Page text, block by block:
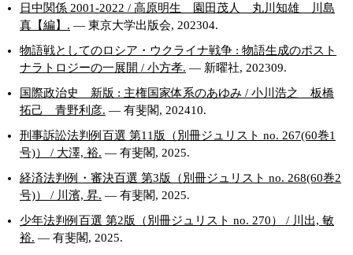
日中関係 2001-2022 / 高原明生 園田茂人 丸川知雄 川島
真【編】. — 東京大学出版会, 202304.
物語戦としてのロシア・ウクライナ戦争 : 物語生成のポスト
ナラトロジーの一展開 / 小方孝. — 新曜社, 202309.
国際政治史 新版 : 主権国家体系のあゆみ / 小川浩之 板橋
拓己 青野利彦. — 有斐閣, 202410.
刑事訴訟法判例百選 第11版（別冊ジュリスト no. 267(60巻1
号)） / 大澤, 裕. — 有斐閣, 2025.
経済法判例・審決百選 第3版（別冊ジュリスト no. 268(60巻2
号)） / 川濱, 昇. — 有斐閣, 2025.
少年法判例百選 第2版（別冊ジュリスト no. 270） / 川出, 敏
裕. — 有斐閣, 2025.